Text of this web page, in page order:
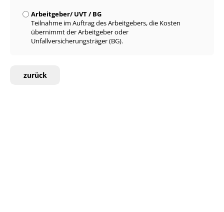
Arbeitgeber/ UVT / BG
Teilnahme im Auftrag des Arbeitgebers, die Kosten
übernimmt der Arbeitgeber oder
Unfallversicherungsträger (BG).
zurück